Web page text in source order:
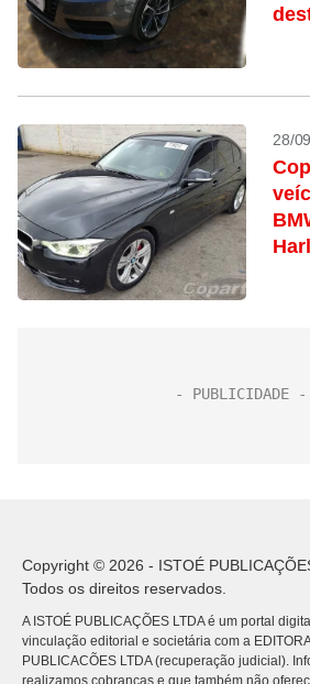
28/
Copyright © 2026 - ISTOÉ
Todos os direitos reservados.
A ISTOÉ PUBLICAÇÕES LTDA é um portal
vinculação editorial e societária com a
PUBLICACÕES LTDA (recuperação judicial).
realizamos cobranças e que também não